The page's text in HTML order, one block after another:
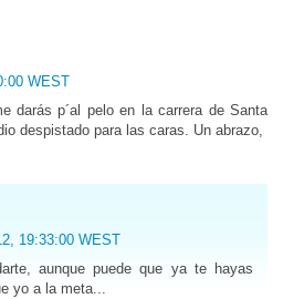
WEST
darás p´al pelo en la carrera de Santa
despistado para las caras. Un abrazo,
19:33:00 WEST
aunque puede que ya te hayas
yo a la meta...